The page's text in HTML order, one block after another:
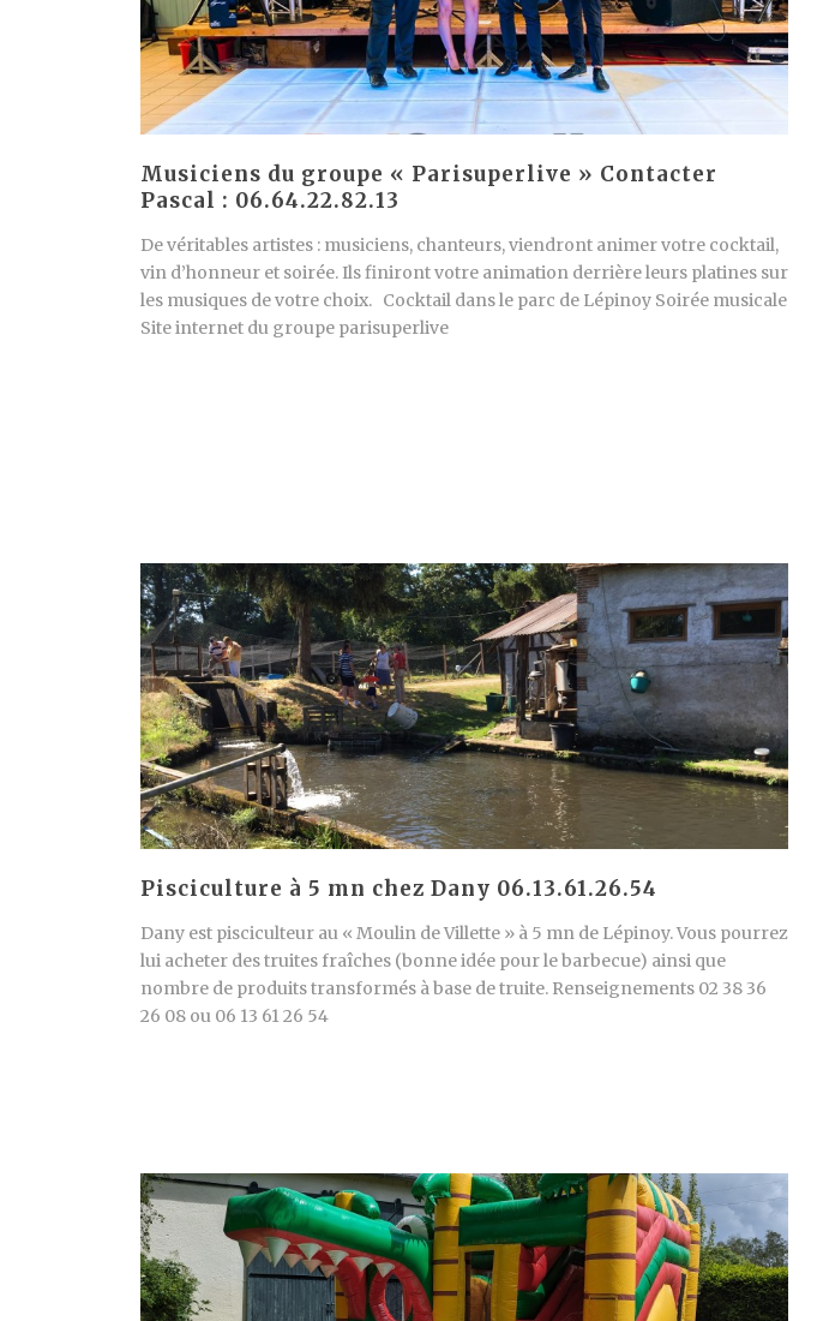
Musiciens du groupe « Parisuperlive » Contacter
Pascal : 06.64.22.82.13
De véritables artistes : musiciens, chanteurs, viendront animer votre cocktail,
vin d’honneur et soirée. Ils finiront votre animation derrière leurs platines sur
les musiques de votre choix. Cocktail dans le parc de Lépinoy Soirée musicale
Site internet du groupe parisuperlive
Pisciculture à 5 mn chez Dany 06.13.61.26.54
Dany est pisciculteur au « Moulin de Villette » à 5 mn de Lépinoy. Vous pourrez
lui acheter des truites fraîches (bonne idée pour le barbecue) ainsi que
nombre de produits transformés à base de truite. Renseignements 02 38 36
26 08 ou 06 13 61 26 54